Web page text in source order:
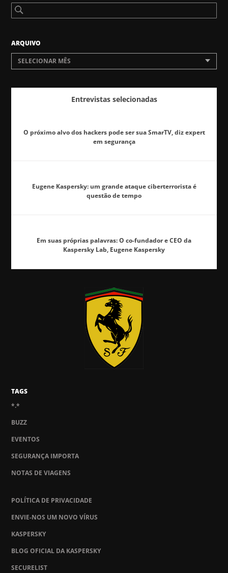
ARQUIVO
SELECIONAR MÊS
Entrevistas selecionadas
O próximo alvo dos hackers pode ser sua SmarTV, diz expert
em segurança
Eugene Kaspersky: um grande ataque ciberterrorista é
questão de tempo
Em suas próprias palavras: O co-fundador e CEO da
Kaspersky Lab, Eugene Kaspersky
TAGS
*.*
BUZZ
EVENTOS
SEGURANÇA IMPORTA
NOTAS DE VIAGENS
POLÍTICA DE PRIVACIDADE
ENVIE-NOS UM NOVO VÍRUS
KASPERSKY
BLOG OFICIAL DA KASPERSKY
SECURELIST